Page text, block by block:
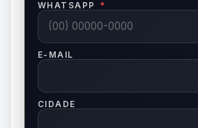
WHATSAPP *
E-MAIL
CIDADE